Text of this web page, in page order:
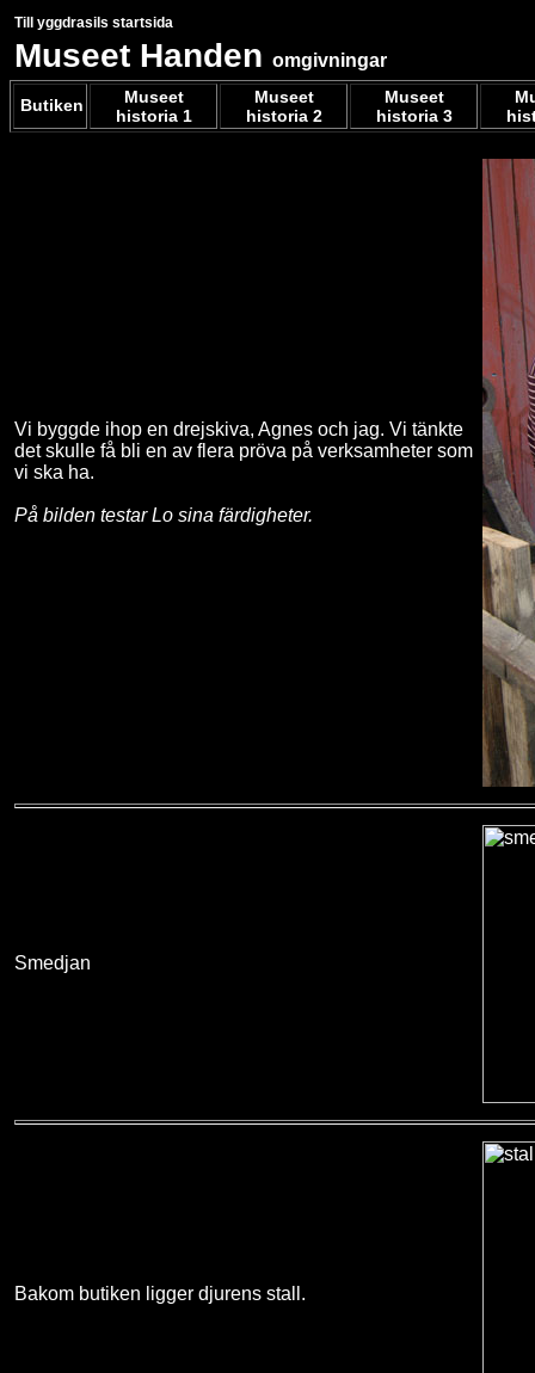
Till yggdrasils startsida
Museet Handen omgivningar
Butiken
Museet
historia 1
Museet
historia 2
Museet
historia 3
Vi byggde ihop en drejskiva, Agnes och jag. Vi tänkte
det skulle få bli en av flera pröva på verksamheter som
vi ska ha.
På bilden testar Lo sina färdigheter.
Smedjan
Bakom butiken ligger djurens stall.